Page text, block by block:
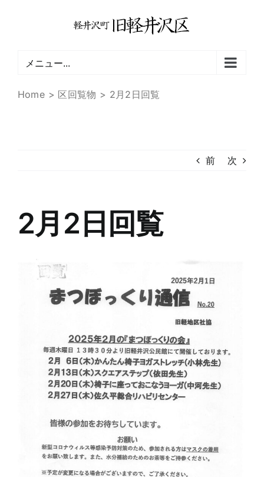
メニュー...
Home 区回覧物 2月2日回覧
前 次
2月2日回覧